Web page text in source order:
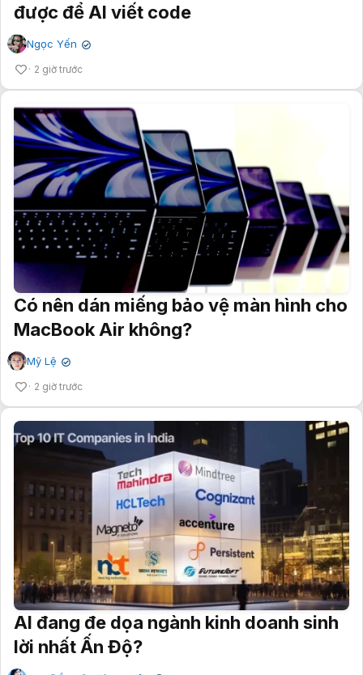
được để AI viết code
Ngọc Yến ✔
2 giờ trước
Có nên dán miếng bảo vệ màn hình cho
MacBook Air không?
Mỹ Lệ ✔
2 giờ trước
AI đang đe dọa ngành kinh doanh sinh
lời nhất Ấn Độ?